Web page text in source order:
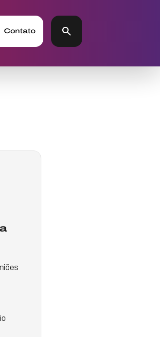
Contato search